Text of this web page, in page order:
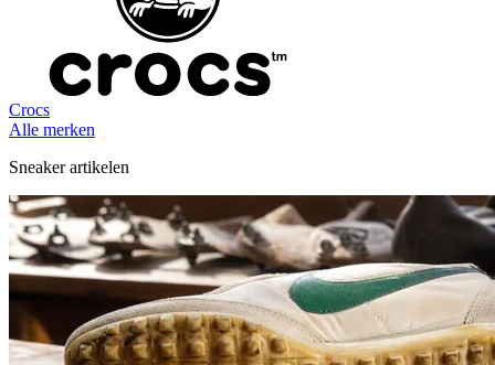
Crocs
Alle merken
Sneaker artikelen